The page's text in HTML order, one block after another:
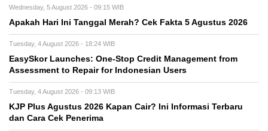
Wednesday, 5 August 2026 - 09:15 WIB
Apakah Hari Ini Tanggal Merah? Cek Fakta 5 Agustus 2026
Tuesday, 4 August 2026 - 18:24 WIB
EasySkor Launches: One-Stop Credit Management from
Assessment to Repair for Indonesian Users
Tuesday, 4 August 2026 - 09:13 WIB
KJP Plus Agustus 2026 Kapan Cair? Ini Informasi Terbaru
dan Cara Cek Penerima